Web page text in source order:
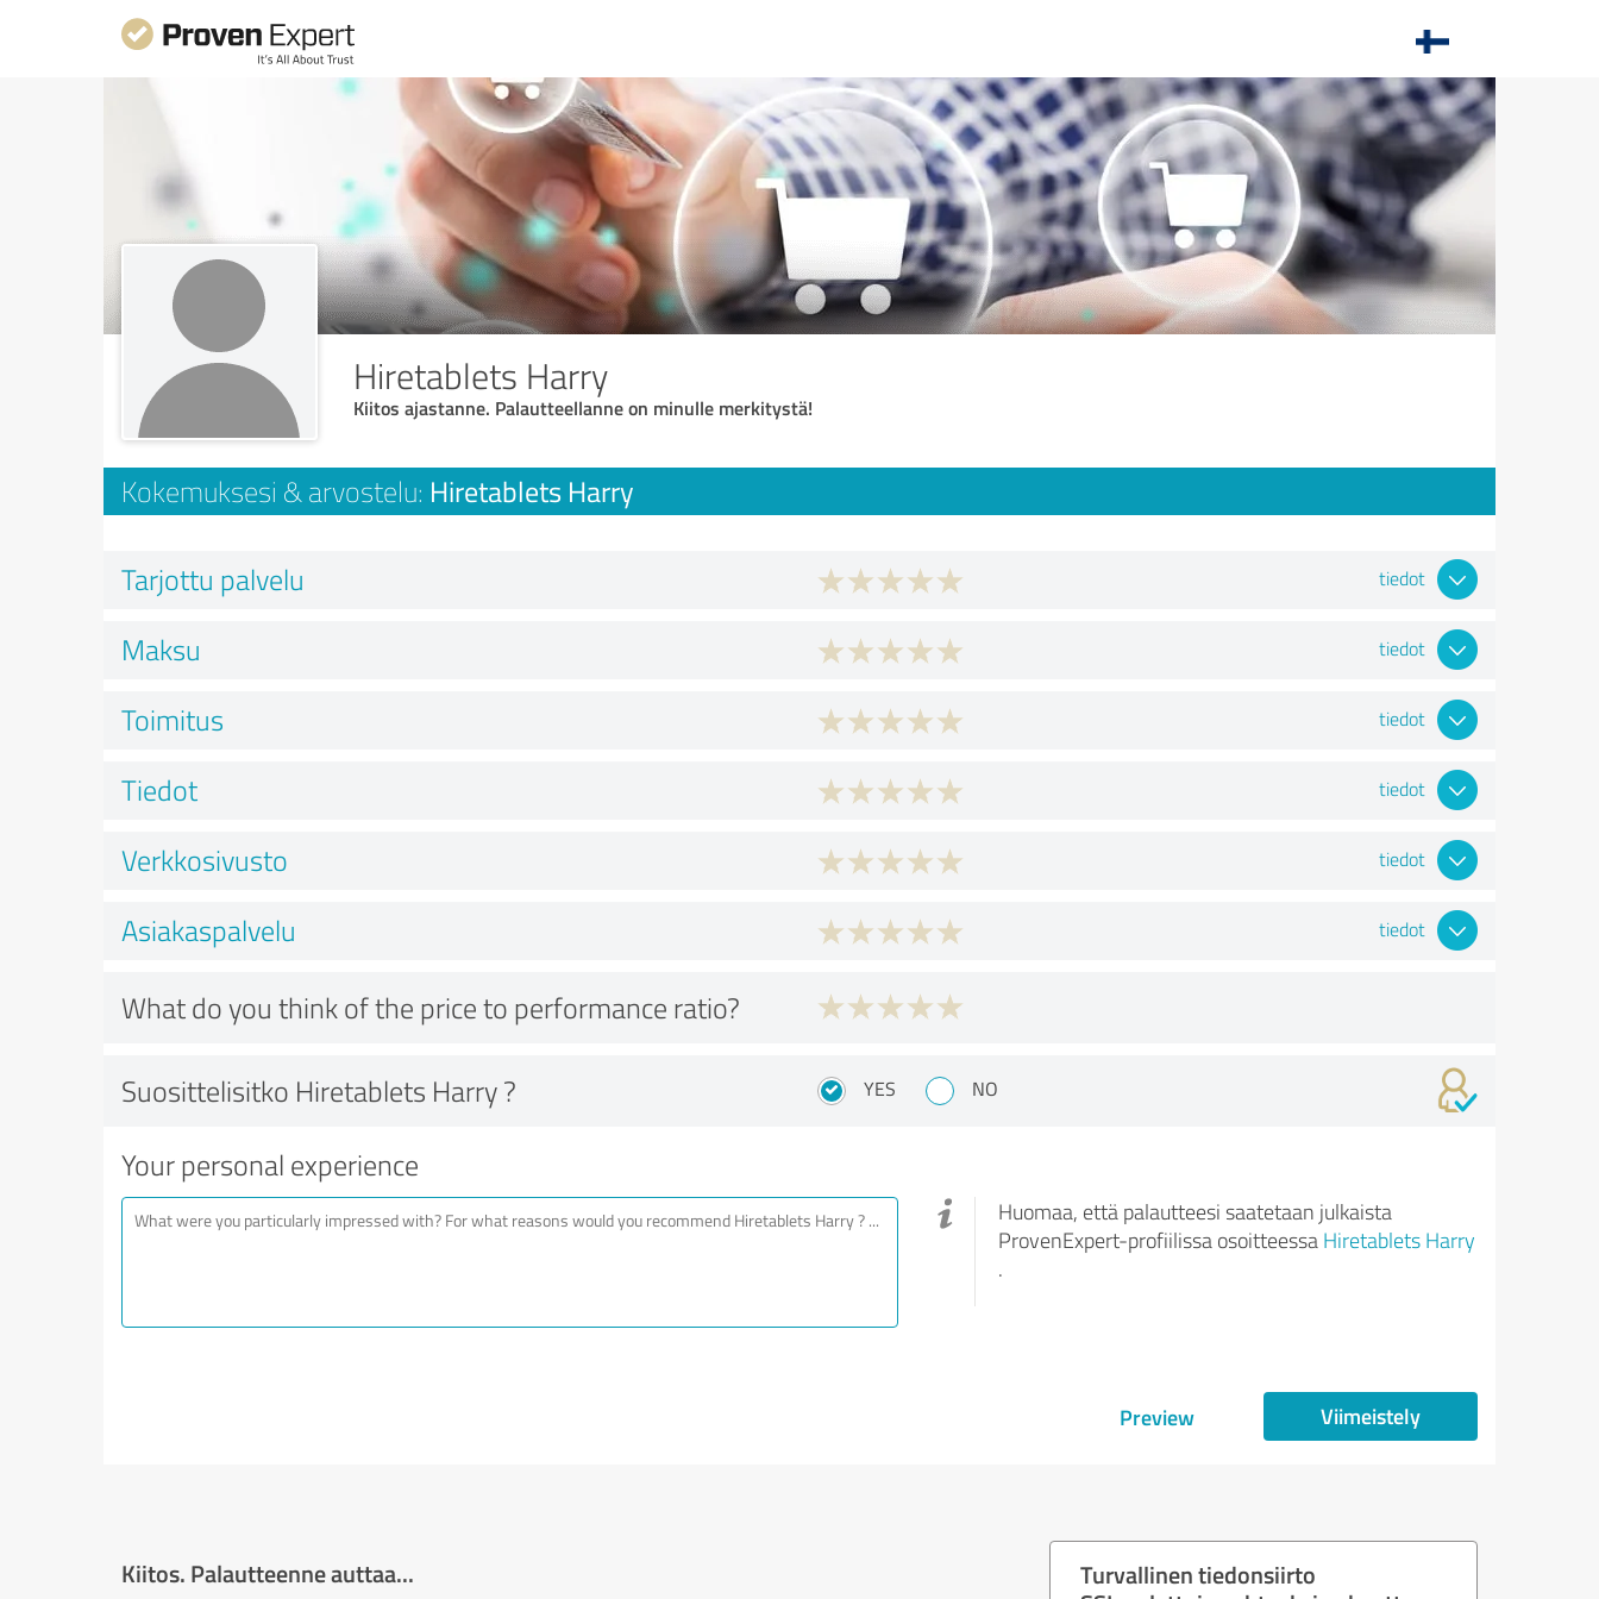
Hiretablets Harry
Kiitos ajastanne. Palautteellanne on minulle merkitystä!
Kokemuksesi & arvostelu: Hiretablets Harry
Tarjottu palvelu tiedot
Maksu tiedot
Toimitus tiedot
Tiedot tiedot
Verkkosivusto tiedot
Asiakaspalvelu tiedot
What do you think of the price to performance ratio?
Suosittelisitko Hiretablets Harry ? YES NO
Your personal experience
Huomaa, että palautteesi saatetaan julkaista
ProvenExpert-profiilissa osoitteessa Hiretablets Harry
.
Preview Viimeistely
Kiitos. Palautteenne auttaa...
Turvallinen tiedonsiirto